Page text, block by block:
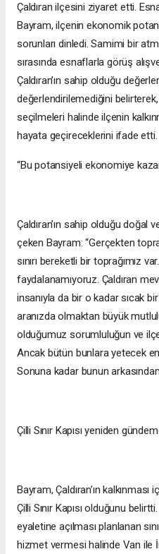
Çaldıran ilçesini ziyaret etti.
Bayram, ilçenin ekonomik
sorunları dinledi. Samimi bir
sırasında esnaflarla görüş
Çaldıran’ın sahip olduğu
değerlendirilemediğini
seçilmeleri halinde ilçenin
hayata geçireceklerini ifade etti.
“Bu potansiyeli ekonomiye
Çaldıran’ın sahip olduğu doğal
çeken Bayram: “Gerçekten
sınırı bereketli bir toprağımız
faydalanamıyoruz. Çaldıran
insanıyla da bir o kadar sıcak
aranızda olmaktan büyük
olduğumuz sorumluluğun ve
Ancak bütün bunlara yetecek
Sonuna kadar bunun
Çilli Sınır Kapısı yeniden
Bayram, Çaldıran’ın
Çilli Sınır Kapısı olduğunu
eyaletine açılması planlanan
hizmet vermesi halinde Van ile